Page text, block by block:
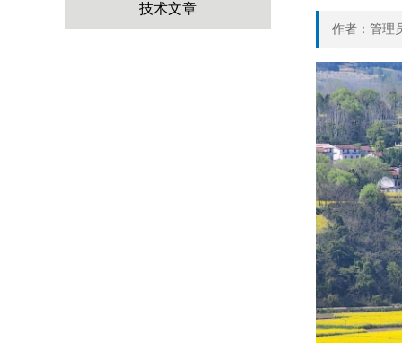
技术文章
作者：管理